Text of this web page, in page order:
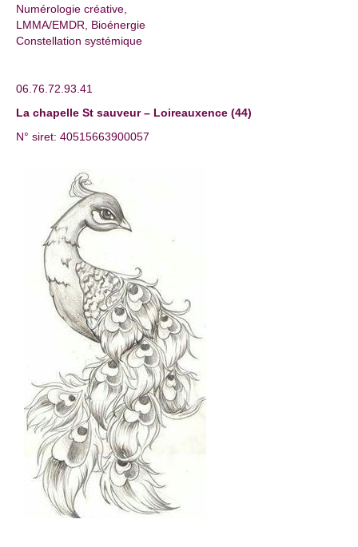
Numérologie créative,
LMMA/EMDR, Bioénergie
Constellation systémique
06.76.72.93.41
La chapelle St sauveur – Loireauxence (44)
N° siret: 40515663900057